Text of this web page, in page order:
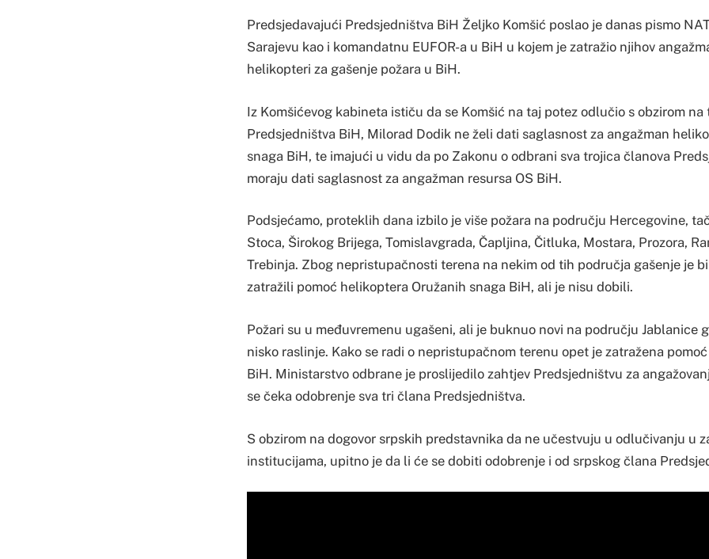
Predsjedavajući Predsjedništva BiH Željko Komšić poslao je danas pismo
Sarajevu kao i komandatnu EUFOR-a u BiH u kojem je zatražio njihov
helikopteri za gašenje požara u BiH.
Iz Komšićevog kabineta ističu da se Komšić na taj potez odlučio s obzirom na
Predsjedništva BiH, Milorad Dodik ne želi dati saglasnost za angažman
snaga BiH, te imajući u vidu da po Zakonu o odbrani sva trojica članova
moraju dati saglasnost za angažman resursa OS BiH.
Podsjećamo, proteklih dana izbilo je više požara na području Hercegovine,
Stoca, Širokog Brijega, Tomislavgrada, Čapljina, Čitluka, Mostara, Prozora,
Trebinja. Zbog nepristupačnosti terena na nekim od tih područja gašenje je
zatražili pomoć helikoptera Oružanih snaga BiH, ali je nisu dobili.
Požari su u međuvremenu ugašeni, ali je buknuo novi na području Jablanice
nisko raslinje. Kako se radi o nepristupačnom terenu opet je zatražena
BiH. Ministarstvo odbrane je proslijedilo zahtjev Predsjedništvu za
se čeka odobrenje sva tri člana Predsjedništva.
S obzirom na dogovor srpskih predstavnika da ne učestvuju u odlučivanju u
institucijama, upitno je da li će se dobiti odobrenje i od srpskog člana